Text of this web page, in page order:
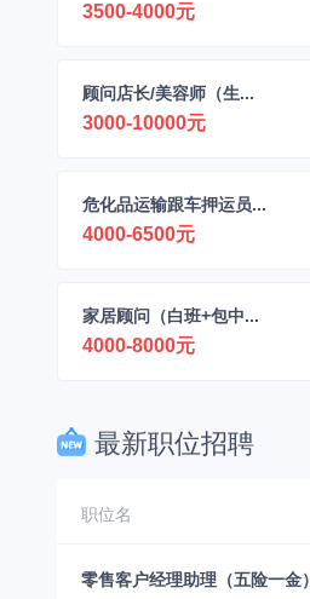
3500-4000元
顾问店长/美容师（生...
3000-10000元
危化品运输跟车押运员...
4000-6500元
家居顾问（白班+包中...
4000-8000元
最新职位招聘
职位名
零售客户经理助理（五险一金）